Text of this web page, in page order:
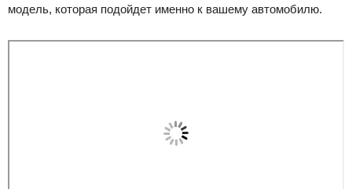
модель, которая подойдет именно к вашему автомобилю.